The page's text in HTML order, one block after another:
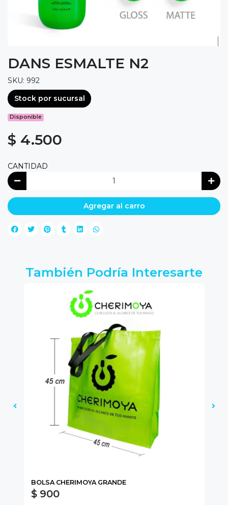
DANS ESMALTE N2
SKU: 992
Stock por sucursal
Disponible
$ 4.500
CANTIDAD
Agregar al carro
También Podría Interesarte
BOLSA CHERIMOYA GRANDE
$ 900